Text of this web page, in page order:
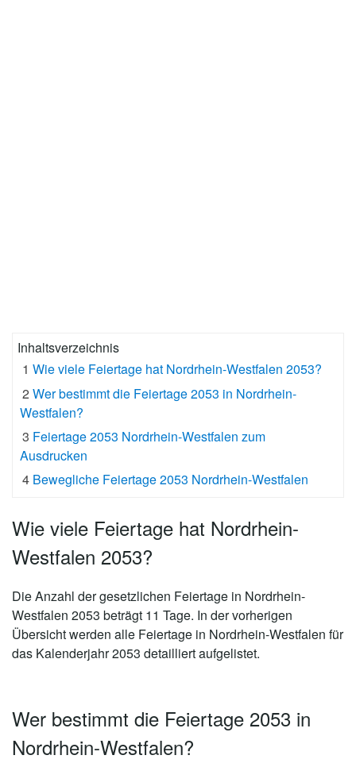
Inhaltsverzeichnis
1 Wie viele Feiertage hat Nordrhein-Westfalen 2053?
2 Wer bestimmt die Feiertage 2053 in Nordrhein-
Westfalen?
3 Feiertage 2053 Nordrhein-Westfalen zum
Ausdrucken
4 Bewegliche Feiertage 2053 Nordrhein-Westfalen
Wie viele Feiertage hat Nordrhein-
Westfalen 2053?
Die Anzahl der gesetzlichen Feiertage in Nordrhein-
Westfalen 2053 beträgt 11 Tage. In der vorherigen
Übersicht werden alle Feiertage in Nordrhein-Westfalen für
das Kalenderjahr 2053 detailliert aufgelistet.
Wer bestimmt die Feiertage 2053 in
Nordrhein-Westfalen?